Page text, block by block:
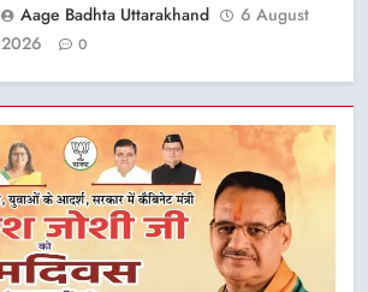
Aage Badhta Uttarakhand
6 August
2026
0